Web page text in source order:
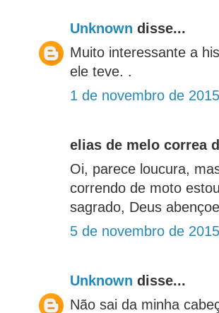
Unknown disse...
Muito interessante a
ele teve. .
1 de novembro de
elias de melo correa
Oi, parece loucura,
correndo de moto
sagrado, Deus
5 de novembro de
Unknown disse...
Não sai da minha